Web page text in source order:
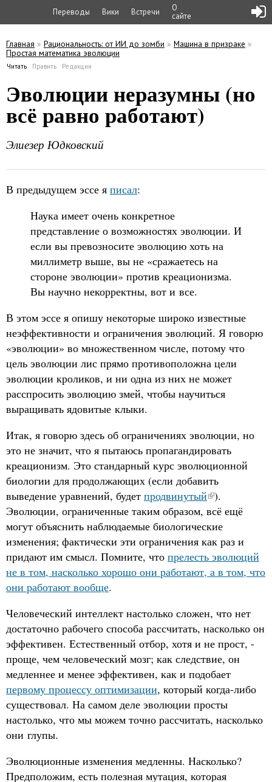
Переводы Вики Встречи
О
сайте
Вы здесь
Главная » Рациональность: от ИИ до зомби » Машина в призраке »
Простая математика эволюции
Читать (активная вкладка)
Править Редакции
Эволюции неразумны (но
всё равно работают)
Элиезер Юдковский
В предыдущем эссе я писал:
Наука имеет очень конкретное
представление о возможностях эволюции. И
если вы превозносите эволюцию хоть на
миллиметр выше, вы не «сражаетесь на
стороне эволюции» против креационизма.
Вы научно некорректны, вот и все.
В этом эссе я опишу некоторые широко известные
неэффективности и ограничения эволюций. Я говорю
«эволюции» во множественном числе, потому что
цель эволюции лис прямо противоположна цели
эволюции кроликов, и ни одна из них не может
расспросить эволюцию змей, чтобы научиться
выращивать ядовитые клыки.
Итак, я говорю здесь об ограничениях эволюции, но
это не значит, что я пытаюсь пропагандировать
креационизм. Это стандарный курс эволюционной
биологии для продолжающих (если добавить
выведение уравнений, будет продвинутый ).
Эволюции, ограниченные таким образом, всё ещё
могут объяснить наблюдаемые биологические
изменения; фактически эти ограничения как раз и
придают им смысл. Помните, что прелесть эволюций
не в том, насколько хорошо они работают, а в том, что
они работают вообще.
Человеческий интеллект настолько сложен, что нет
достаточно рабочего способа рассчитать, насколько он
эффективен. Естественный отбор, хотя и не прост, -
проще, чем человеческий мозг; как следствие, он
медленнее и менее эффективен, как и подобает
первому процессу оптимизации, который когда-либо
существовал. На самом деле эволюции просты
настолько, что мы можем точно рассчитать, насколько
они глупы.
Эволюционные изменения медленны. Насколько?
Предположим, есть полезная мутация, которая